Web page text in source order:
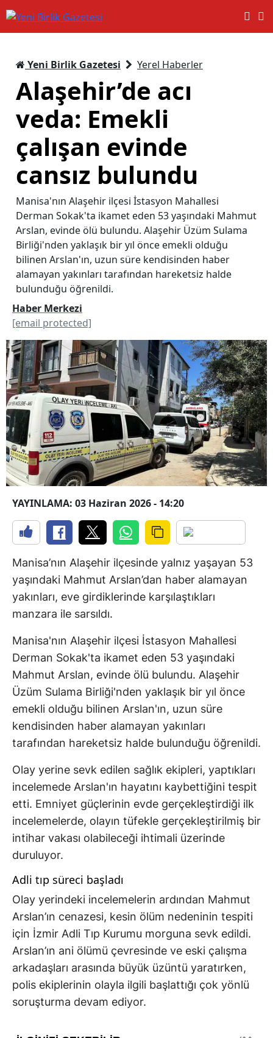
Yeni Birlik Gazetesi Yerel Haberler
Alaşehir’de acı
veda: Emekli
çalışan evinde
cansız bulundu
Manisa'nın Alaşehir ilçesi İstasyon Mahallesi
Derman Sokak'ta ikamet eden 53 yaşındaki Mahmut
Arslan, evinde ölü bulundu. Alaşehir Üzüm Sulama
Birliği'nden yaklaşık bir yıl önce emekli olduğu
bilinen Arslan'ın, uzun süre kendisinden haber
alamayan yakınları tarafından hareketsiz halde
bulunduğu öğrenildi.
Haber Merkezi
[email protected]
YAYINLAMA: 03 Haziran 2026 - 14:20
Manisa’nın Alaşehir ilçesinde yalnız yaşayan 53
yaşındaki Mahmut Arslan’dan haber alamayan
yakınları, eve girdiklerinde karşılaştıkları
manzara ile sarsıldı.
Manisa'nın Alaşehir ilçesi İstasyon Mahallesi
Derman Sokak'ta ikamet eden 53 yaşındaki
Mahmut Arslan, evinde ölü bulundu. Alaşehir
Üzüm Sulama Birliği'nden yaklaşık bir yıl önce
emekli olduğu bilinen Arslan'ın, uzun süre
kendisinden haber alamayan yakınları
tarafından hareketsiz halde bulunduğu öğrenildi.
Olay yerine sevk edilen sağlık ekipleri, yaptıkları
incelemede Arslan'ın hayatını kaybettiğini tespit
etti. Emniyet güçlerinin evde gerçekleştirdiği ilk
incelemelerde, olayın tüfekle gerçekleştirilmiş bir
intihar vakası olabileceği ihtimali üzerinde
duruluyor.
Adli tıp süreci başladı
Olay yerindeki incelemelerin ardından Mahmut
Arslan’ın cenazesi, kesin ölüm nedeninin tespiti
için İzmir Adli Tıp Kurumu morguna sevk edildi.
Arslan’ın ani ölümü çevresinde ve eski çalışma
arkadaşları arasında büyük üzüntü yaratırken,
polis ekiplerinin olayla ilgili başlattığı çok yönlü
soruşturma devam ediyor.